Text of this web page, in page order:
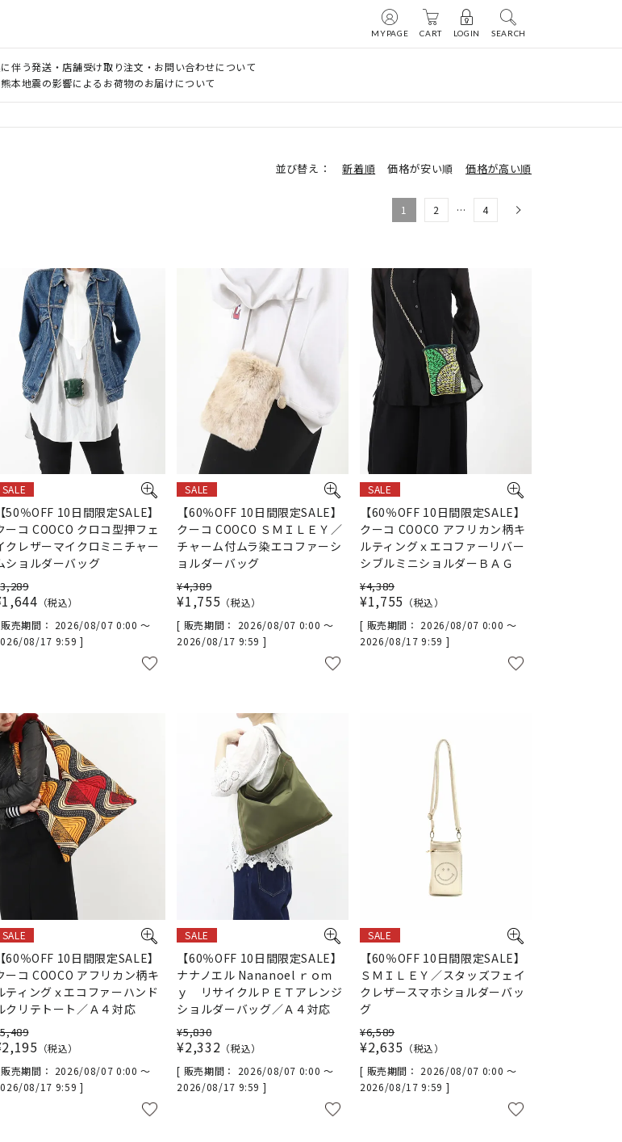
MYPAGE CART LOGIN SEARCH
に伴う発送・店舗受け取り注文・お問い合わせについて
熊本地震の影響によるお荷物のお届けについて
並び替え 新着順 価格が安い順 価格が高い順
1 2 … 4
SALE
【50％OFF 10日間限定SALE】
ーコ COOCO クロコ型押フェ
クレザーマイクロミニチャー
ショルダーバッグ
3,289
1,644
税込
販売期間
2026/08/07 0:00〜
08/17 9:59
SALE
【60％OFF 10日間限定SALE】
クーコ COOCO ＳＭＩＬＥＹ／
チャーム付ムラ染エコファーシ
ョルダーバッグ
¥4,389
¥1,755
税込
販売期間
2026/08/07 0:00〜
2026/08/17 9:59
SALE
【60％OFF 10日間限定SALE】
クーコ COOCO アフリカン柄キ
ルティングｘエコファーリバー
シブルミニショルダーＢＡＧ
¥4,389
¥1,755
税込
販売期間
2026/08/07 0:00 〜
2026/08/17 9:59
SALE
【60％OFF 10日間限定SALE】
ーコ COOCO アフリカン柄キ
ティングｘエコファーハンド
クリテトート／Ａ４対応
5,489
2,195
税込
販売期間
2026/08/07 0:00〜
08/17 9:59
SALE
【60％OFF 10日間限定SALE】
ナナノエル Nananoel ｒｏｍ
ｙ リサイクルＰＥＴアレンジ
ショルダーバッグ／Ａ４対応
¥5,830
¥2,332
税込
販売期間
2026/08/07 0:00〜
2026/08/17 9:59
SALE
【60％OFF 10日間限定SALE】
ＳＭＩＬＥＹ／スタッズフェイ
クレザースマホショルダーバッ
グ
¥6,589
¥2,635
税込
販売期間
2026/08/07 0:00 〜
2026/08/17 9:59